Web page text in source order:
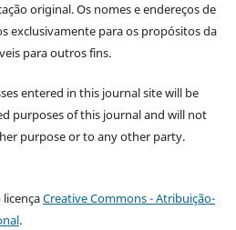
original. Os nomes e endereços de
exclusivamente para os propósitos da
para outros fins.
entered in this journal site will be
purposes of this journal and will not
purpose or to any other party.
licençaCreative Commons - Atribuição-
.